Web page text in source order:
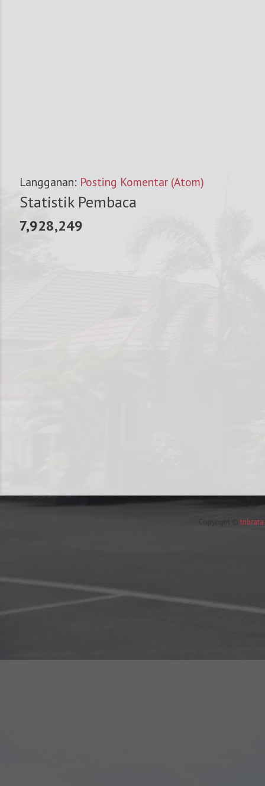
Langganan: Posting Komentar (Atom)
Statistik Pembaca
7,928,249